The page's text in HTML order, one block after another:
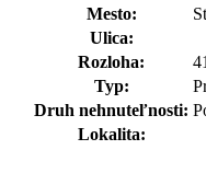
Mesto:
Ulica:
Rozloha:
Typ:
Druh nehnuteľnosti:
Lokalita: